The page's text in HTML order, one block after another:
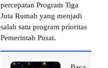
percepatan Program Tiga
Juta Rumah yang menjadi
salah satu program prioritas
Pemerintah Pusat.